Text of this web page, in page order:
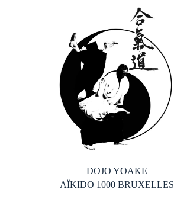
DOJO YOAKE
AÏKIDO 1000 BRUXELLES